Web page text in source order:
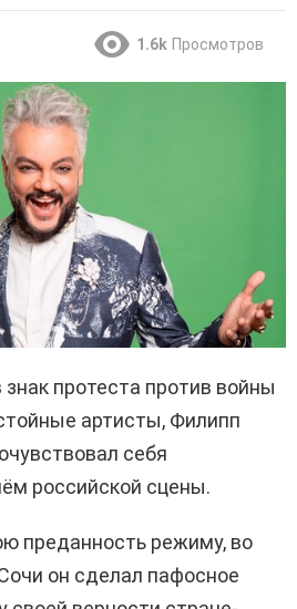
1.6k Просмотров
знак протеста против войны
артисты, Филипп
себя
российской сцены.
преданность режиму, во
он сделал пафосное